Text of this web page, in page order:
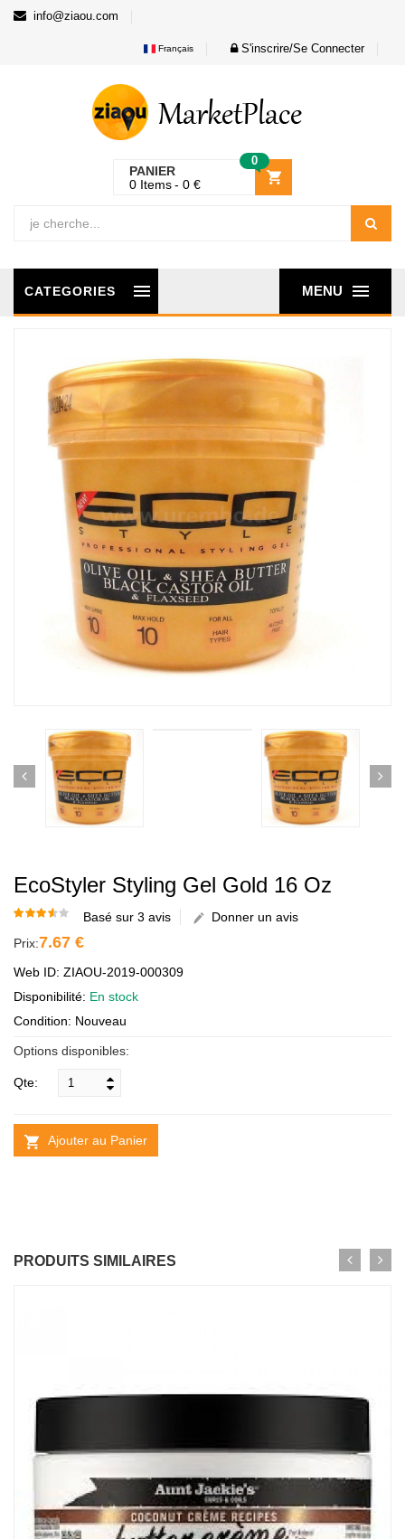
info@ziaou.com
Français S'inscrire/Se Connecter
PANIER
0
0 Items 0 €
MENU
CATEGORIES
EcoStyler Styling Gel Gold 16 Oz
Basé sur 3 avis
Donner un avis
Prix:7.67 €
Web ID: ZIAOU-2019-000309
Disponibilité: En stock
Condition: Nouveau
Options disponibles:
Qte:
Ajouter au Panier
PRODUITS SIMILAIRES